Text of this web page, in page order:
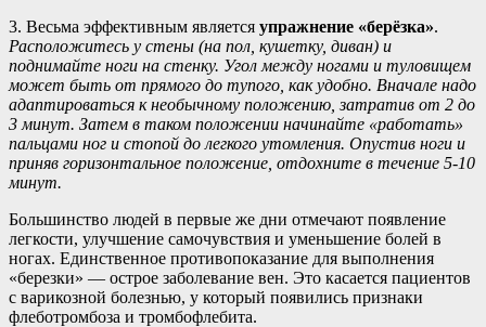
3. Весьма эффективным является упражнение «берёзка».
Расположитесь у стены (на пол, кушетку, диван) и
поднимайте ноги на стенку. Угол между ногами и туловищем
может быть от прямого до тупого, как удобно. Вначале надо
адаптироваться к необычному положению, затратив от 2 до
3 минут. Затем в таком положении начинайте «работать»
пальцами ног и стопой до легкого утомления. Опустив ноги и
приняв горизонтальное положение, отдохните в течение 5-10
минут.
Большинство людей в первые же дни отмечают появление
легкости, улучшение самочувствия и уменьшение болей в
ногах. Единственное противопоказание для выполнения
«березки» — острое заболевание вен. Это касается пациентов
с варикозной болезнью, у который появились признаки
флеботромбоза и тромбофлебита.